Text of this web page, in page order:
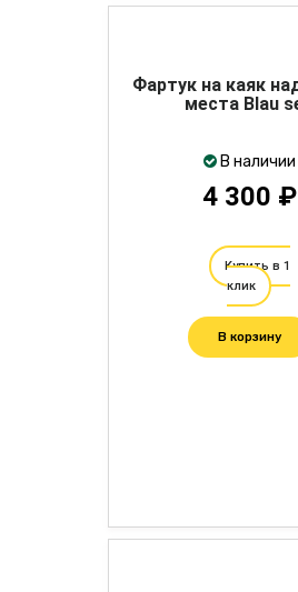
Фартук на каяк
места Blau
В наличии
4 300 ₽
Купить в 1
клик
В корзину